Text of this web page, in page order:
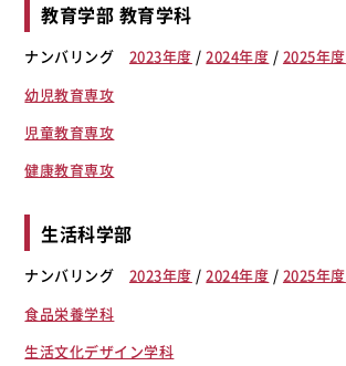
教育学部 教育学科
ナンバリング 2023年度 /2024年度 / 2025年度
幼児教育専攻
児童教育専攻
健康教育専攻
生活科学部
ナンバリング 2023年度 /2024年度 / 2025年度
食品栄養学科
生活文化デザイン学科